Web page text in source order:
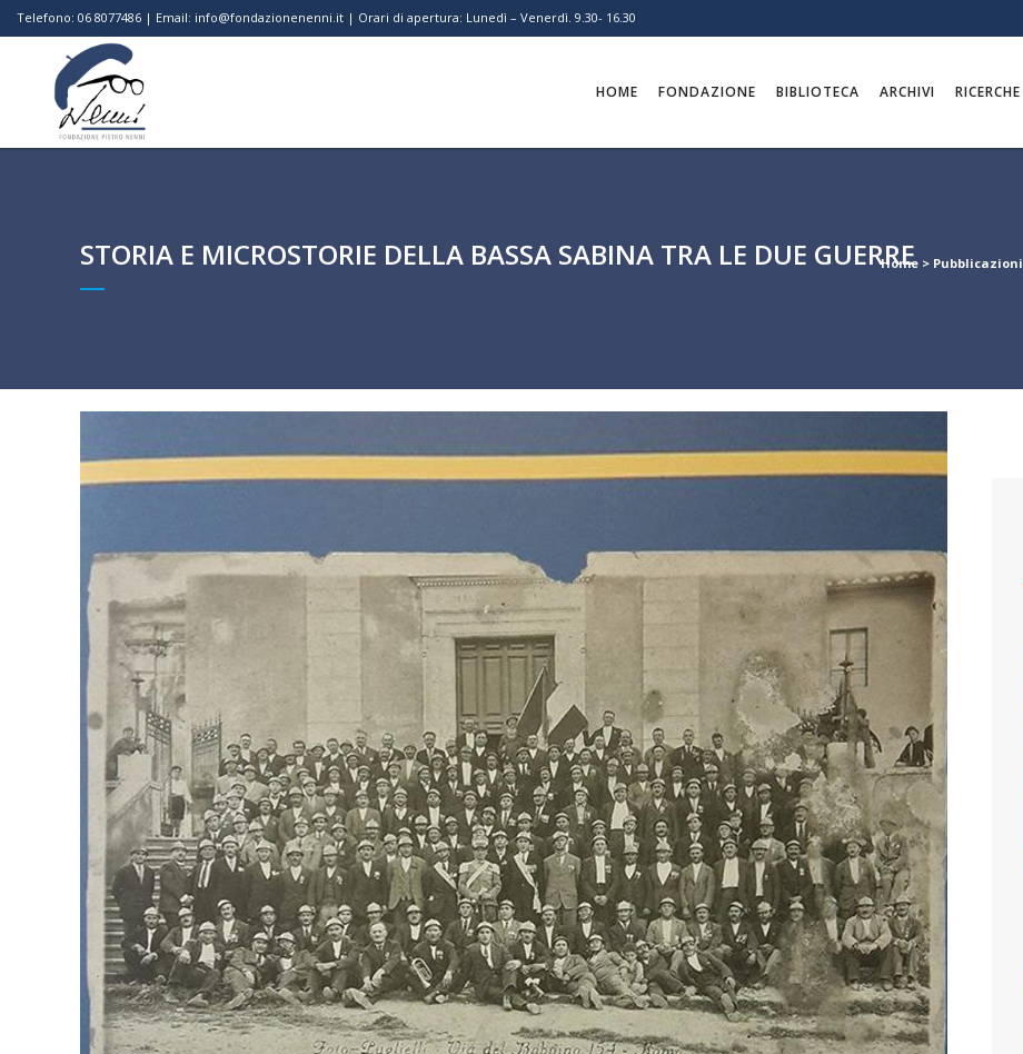
Telefono: 06 8077486 | Email: info@fondazionenenni.it | Orari di apertura: Lunedì – Venerdì. 9.30- 16.30
HOME FONDAZIONE BIBLIOTECA ARCHIVI RICERCHE
STORIA E MICROSTORIE DELLA BASSA SABINA TRA LE DUE GUERRE
Home > Pubblicazioni